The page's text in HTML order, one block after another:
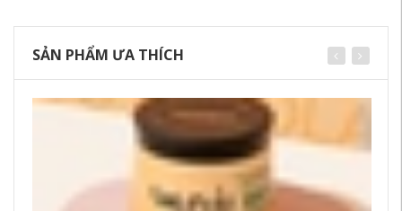
SẢN PHẨM ƯA THÍCH